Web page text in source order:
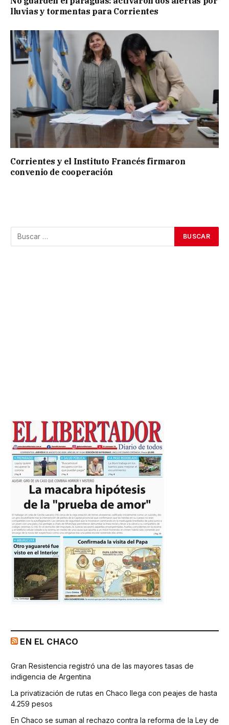
lluvias y tormentas para Corrientes
Corrientes y el Instituto Francés firmaron
convenio de cooperación
EN EL CHACO
Gran Resistencia registró una de las mayores tasas de
indigencia de Argentina
La privatización de rutas en Chaco llega con peajes de hasta
4.259 pesos
En Chaco se suman al rechazo contra la reforma de la Ley de